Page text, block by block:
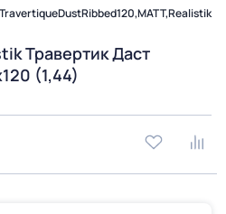
TravertiqueDustRibbed120,MATT,Realistik
Травертик Даст
(1,44)